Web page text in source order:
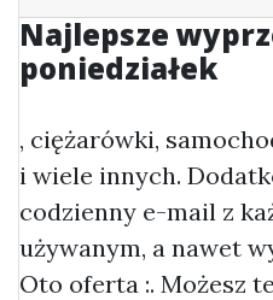
Najlepsze
poniedziałek
, ciężarówki,
i wiele innych.
codzienny e-mail z
używanym, a nawet
Oto oferta :. Możesz